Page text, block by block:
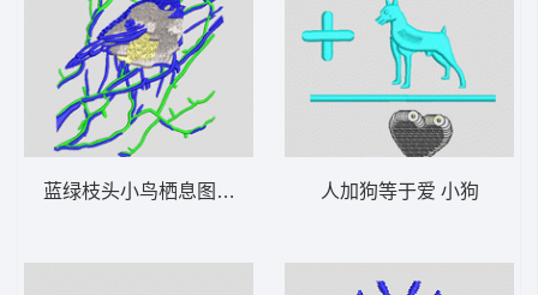
蓝绿枝头小鸟栖息图 鸟语花香 人加狗等于爱 小狗